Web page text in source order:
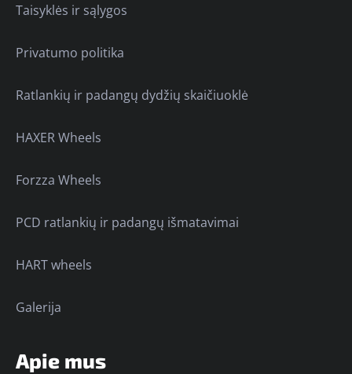
Taisyklės ir sąlygos
Privatumo politika
Ratlankių ir padangų dydžių skaičiuoklė
HAXER Wheels
Forzza Wheels
PCD ratlankių ir padangų išmatavimai
HART wheels
Galerija
Apie mus